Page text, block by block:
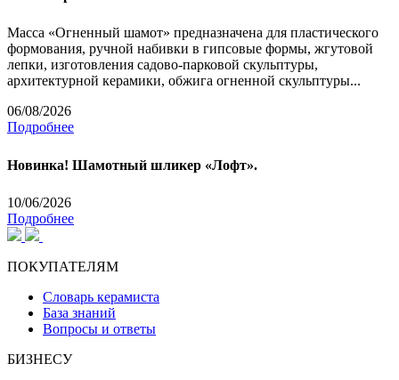
Масса «Огненный шамот» предназначена для пластического
формования, ручной набивки в гипсовые формы, жгутовой
лепки, изготовления садово-парковой скульптуры,
архитектурной керамики, обжига огненной скульптуры...
06/08/2026
Подробнее
Новинка! Шамотный шликер «Лофт».
10/06/2026
Подробнее
ПОКУПАТЕЛЯМ
Словарь керамиста
База знаний
Вопросы и ответы
БИЗНЕСУ